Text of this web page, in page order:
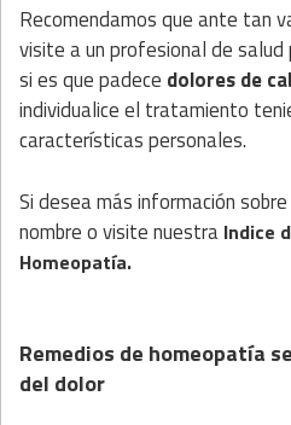
Recomendamos que ante tan
visite a un profesional de
si es que padece dolores de
individualice el tratamiento
características personales.
Si desea más información
nombre o visite nuestra Indice
Homeopatía.
Remedios de homeopatía
del dolor